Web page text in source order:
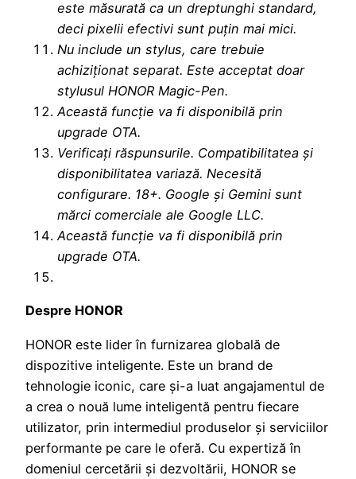
este măsurată ca un dreptunghi standard,
deci pixelii efectivi sunt puțin mai mici.
Nu include un stylus, care trebuie
achiziționat separat. Este acceptat doar
stylusul HONOR Magic-Pen.
Această funcție va fi disponibilă prin
upgrade OTA.
Verificați răspunsurile. Compatibilitatea și
disponibilitatea variază. Necesită
configurare. 18+. Google și Gemini sunt
mărci comerciale ale Google LLC.
Această funcție va fi disponibilă prin
upgrade OTA.
Despre HONOR
HONOR este lider în furnizarea globală de
dispozitive inteligente. Este un brand de
tehnologie iconic, care și-a luat angajamentul de
a crea o nouă lume inteligentă pentru fiecare
utilizator, prin intermediul produselor și serviciilor
performante pe care le oferă. Cu expertiză în
domeniul cercetării și dezvoltării, HONOR se